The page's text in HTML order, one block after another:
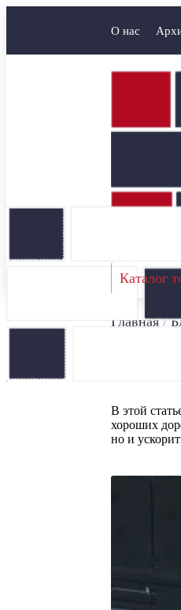
О нас
Каталог
Главная/
Что
В этой
хороших
но и